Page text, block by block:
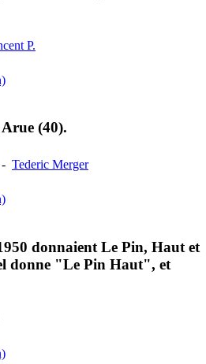
P.
(40).
- Tederic Merger
donnaient Le Pin, Haut et
donne "Le Pin Haut", et